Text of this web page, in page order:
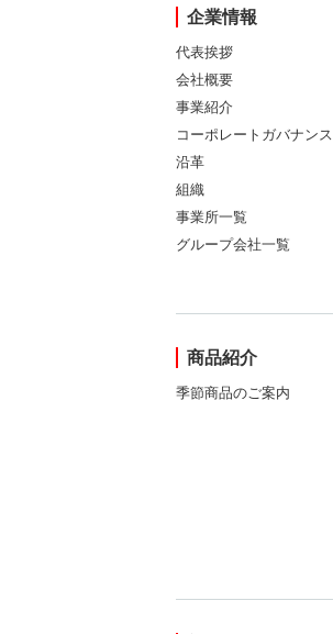
企業情報
代表挨拶
会社概要
事業紹介
コーポレートガバナンス
沿革
組織
事業所一覧
グループ会社一覧
商品紹介
季節商品のご案内